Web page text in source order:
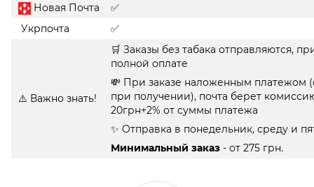
Новая Почта
✅
Укрпочта
✅
⚠️ Важно знать!
🛒 Заказы без табака отправляются,
полной оплате
💸 При заказе наложенным платежом
при получении), почта берет
20грн+2% от суммы платежа
✨ Отправка в понедельник, среду и
Минимальный заказ - от 275 грн.